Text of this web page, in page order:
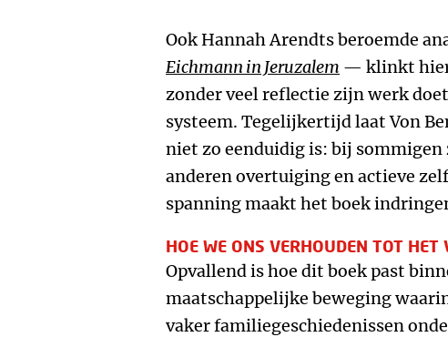
Ook Hannah Arendts beroemde
Eichmann in Jeruzalem — klinkt
zonder veel reflectie zijn werk
systeem. Tegelijkertijd laat Von
niet zo eenduidig is: bij
anderen overtuiging en actieve
spanning maakt het boek
HOE WE ONS VERHOUDEN TOT HET
Opvallend is hoe dit boek past
maatschappelijke beweging
vaker familiegeschiedenissen